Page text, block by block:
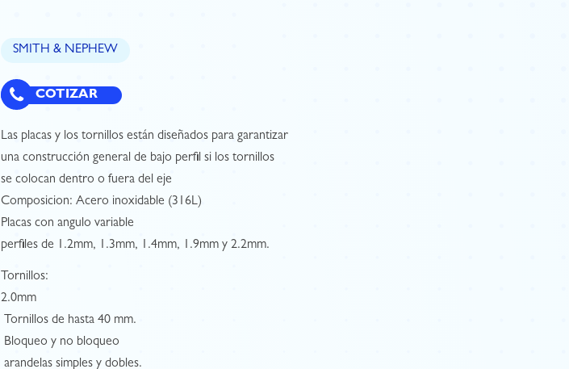
SMITH & NEPHEW
COTIZAR
Las placas y los tornillos están diseñados para garantizar
una construcción general de bajo perfil si los tornillos
se colocan dentro o fuera del eje
Composicion: Acero inoxidable (316L)
Placas con angulo variable
perfiles de 1.2mm, 1.3mm, 1.4mm, 1.9mm y 2.2mm.
Tornillos:
2.0mm
 Tornillos de hasta 40 mm.
 Bloqueo y no bloqueo
 arandelas simples y dobles.